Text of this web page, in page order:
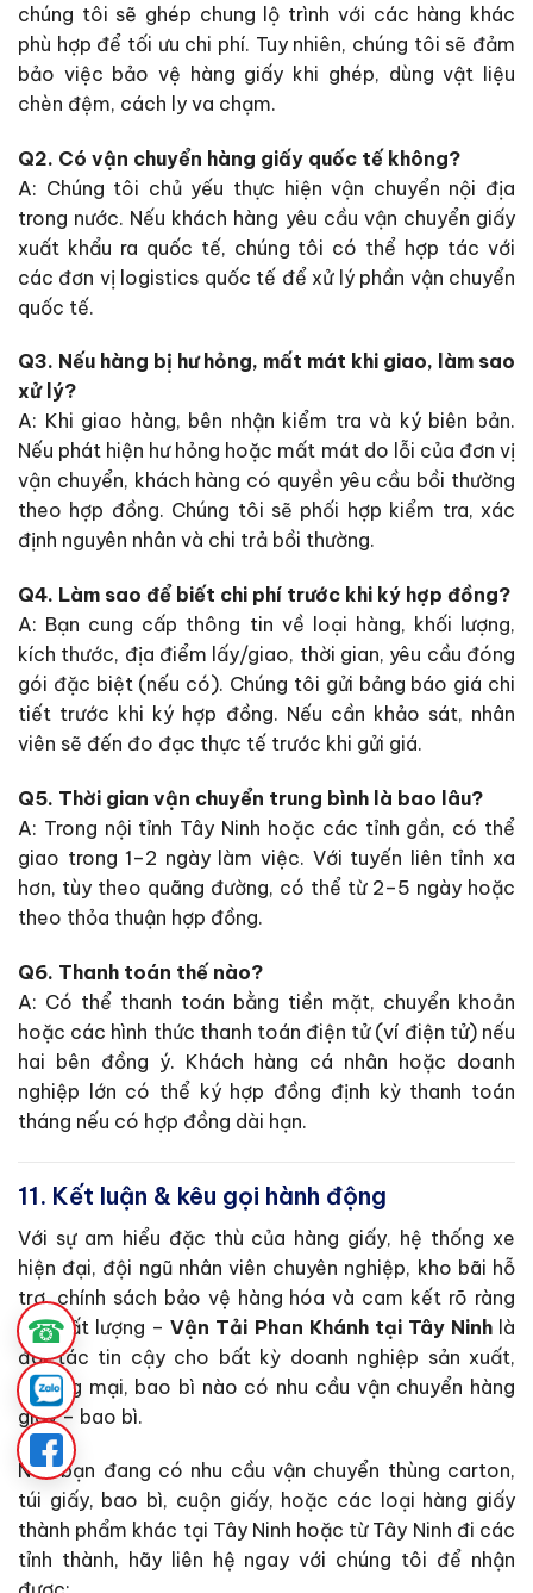
chúng tôi sẽ ghép chung lộ trình với các hàng khác
phù hợp để tối ưu chi phí. Tuy nhiên, chúng tôi sẽ đảm
bảo việc bảo vệ hàng giấy khi ghép, dùng vật liệu
chèn đệm, cách ly va chạm.
Q2. Có vận chuyển hàng giấy quốc tế không?
A: Chúng tôi chủ yếu thực hiện vận chuyển nội địa
trong nước. Nếu khách hàng yêu cầu vận chuyển giấy
xuất khẩu ra quốc tế, chúng tôi có thể hợp tác với
các đơn vị logistics quốc tế để xử lý phần vận chuyển
quốc tế.
Q3. Nếu hàng bị hư hỏng, mất mát khi giao, làm sao
xử lý?
A: Khi giao hàng, bên nhận kiểm tra và ký biên bản.
Nếu phát hiện hư hỏng hoặc mất mát do lỗi của đơn vị
vận chuyển, khách hàng có quyền yêu cầu bồi thường
theo hợp đồng. Chúng tôi sẽ phối hợp kiểm tra, xác
định nguyên nhân và chi trả bồi thường.
Q4. Làm sao để biết chi phí trước khi ký hợp đồng?
A: Bạn cung cấp thông tin về loại hàng, khối lượng,
kích thước, địa điểm lấy/giao, thời gian, yêu cầu đóng
gói đặc biệt (nếu có). Chúng tôi gửi bảng báo giá chi
tiết trước khi ký hợp đồng. Nếu cần khảo sát, nhân
viên sẽ đến đo đạc thực tế trước khi gửi giá.
Q5. Thời gian vận chuyển trung bình là bao lâu?
A: Trong nội tỉnh Tây Ninh hoặc các tỉnh gần, có thể
giao trong 1–2 ngày làm việc. Với tuyến liên tỉnh xa
hơn, tùy theo quãng đường, có thể từ 2–5 ngày hoặc
theo thỏa thuận hợp đồng.
Q6. Thanh toán thế nào?
A: Có thể thanh toán bằng tiền mặt, chuyển khoản
hoặc các hình thức thanh toán điện tử (ví điện tử) nếu
hai bên đồng ý. Khách hàng cá nhân hoặc doanh
nghiệp lớn có thể ký hợp đồng định kỳ thanh toán
tháng nếu có hợp đồng dài hạn.
11. Kết luận & kêu gọi hành động
Với sự am hiểu đặc thù của hàng giấy, hệ thống xe
hiện đại, đội ngũ nhân viên chuyên nghiệp, kho bãi hỗ
trợ, chính sách bảo vệ hàng hóa và cam kết rõ ràng
về chất lượng –Vận Tải Phan Khánh tại Tây Ninhlà
đối tác tin cậy cho bất kỳ doanh nghiệp sản xuất,
thương mại, bao bì nào có nhu cầu vận chuyển hàng
giấy – bao bì.
Nếu bạn đang có nhu cầu vận chuyển thùng carton,
túi giấy, bao bì, cuộn giấy, hoặc các loại hàng giấy
thành phẩm khác tại Tây Ninh hoặc từ Tây Ninh đi các
tỉnh thành, hãy liên hệ ngay với chúng tôi để nhận
☎